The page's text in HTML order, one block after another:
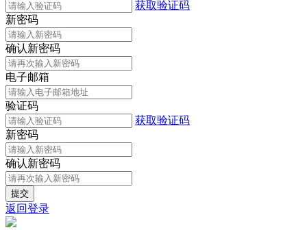
获取验证码
新密码
确认新密码
电子邮箱
验证码
获取验证码
新密码
确认新密码
返回登录